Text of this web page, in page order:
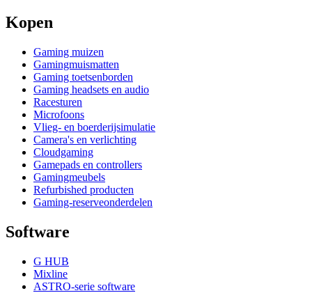
Kopen
Gaming muizen
Gamingmuismatten
Gaming toetsenborden
Gaming headsets en audio
Racesturen
Microfoons
Vlieg- en boerderijsimulatie
Camera's en verlichting
Cloudgaming
Gamepads en controllers
Gamingmeubels
Refurbished producten
Gaming-reserveonderdelen
Software
G HUB
Mixline
ASTRO-serie software